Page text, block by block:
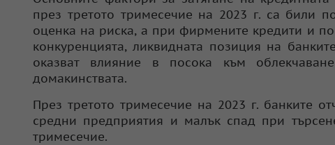
през третото тримесечие на 2023 г. са били
оценка на риска, а при фирмените кредити и
конкуренцията, ликвидната позиция на
оказват влияние в посока към
домакинствата.
През третото тримесечие на 2023 г. банките
средни предприятия и малък спад при
тримесечие.